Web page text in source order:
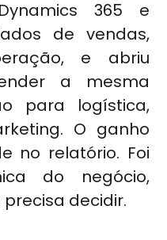
365 e
de vendas,
e abriu
a mesma
para logística,
O ganho
no relatório. Foi
do negócio,
decidir.